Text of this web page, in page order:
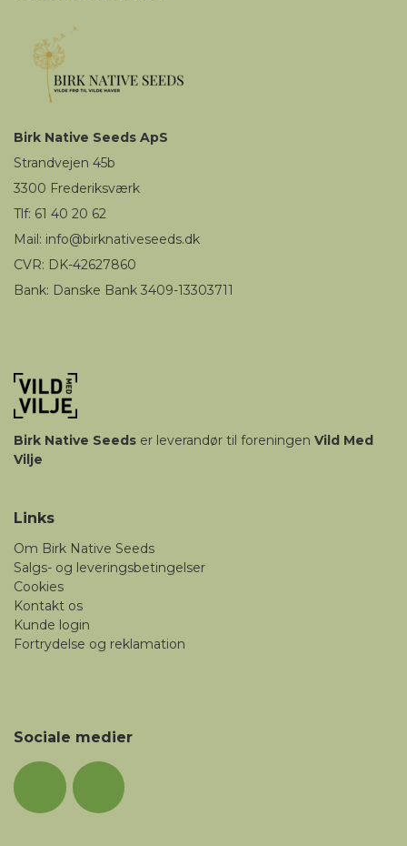
Birk Native Seeds ApS
Strandvejen 45b
3300 Frederiksværk
Tlf: 61 40 20 62
Mail: info@birknativeseeds.dk
CVR: DK-42627860
Bank: Danske Bank 3409-13303711
Birk Native Seeds er leverandør til foreningen Vild Med
Vilje
Links
Om Birk Native Seeds
Salgs- og leveringsbetingelser
Cookies
Kontakt os
Kunde login
Fortrydelse og reklamation
Sociale medier